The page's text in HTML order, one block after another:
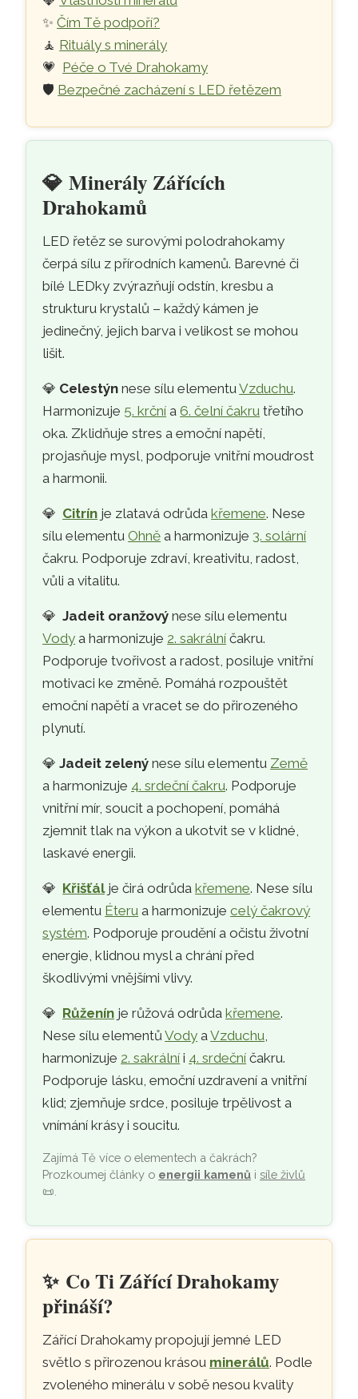
✨Čím Tě podpoří?
🧘 Rituály s minerály
💗 Péče o Tvé Drahokamy
🛡️ Bezpečné zacházení s LED řetězem
💎Minerály Zářících
Drahokamů
LED řetěz se surovými polodrahokamy
čerpá sílu z přírodních kamenů. Barevné či
bílé LEDky zvýrazňují odstín, kresbu a
strukturu krystalů – každý kámen je
jedinečný, jejich barva i velikost se mohou
lišit.
💎 Celestýn nese sílu elementuVzduchu.
Harmonizuje 5. krční a6. čelní čakru třetího
oka. Zklidňuje stres a emoční napětí,
projasňuje mysl, podporuje vnitřní moudrost
a harmonii.
💎 Citrín je zlatavá odrůdakřemene. Nese
sílu elementuOhně a harmonizuje 3. solární
čakru. Podporuje zdraví, kreativitu, radost,
vůli a vitalitu.
💎Jadeit oranžový nese sílu elementu
Vody a harmonizuje 2. sakrální čakru.
Podporuje tvořivost a radost, posiluje vnitřní
motivaci ke změně. Pomáhá rozpouštět
emoční napětí a vracet se do přirozeného
plynutí.
💎Jadeit zelený nese sílu elementu Země
a harmonizuje 4. srdeční čakru. Podporuje
vnitřní mír, soucit a pochopení, pomáhá
zjemnit tlak na výkon a ukotvit se v klidné,
laskavé energii.
💎 Křišťálje čirá odrůdakřemene. Nese sílu
elementu Éteru a harmonizujecelý čakrový
systém. Podporuje proudění a očistu životní
energie, klidnou mysl a chrání před
škodlivými vnějšími vlivy.
💎 Růženín je růžová odrůdakřemene.
Nese sílu elementůVody aVzduchu,
harmonizuje 2. sakrální i 4. srdeční čakru.
Podporuje lásku, emoční uzdravení a vnitřní
klid; zjemňuje srdce, posiluje trpělivost a
vnímání krásy i soucitu.
Zajímá Tě více o elementech a čakrách?
Prozkoumej články o energii kamenů isíle živlů
📜
✨ Co Ti Zářící Drahokamy
přináší?
Zářící Drahokamy propojují jemné LED
světlo s přirozenou krásou minerálů. Podle
zvoleného minerálu v sobě nesou kvality